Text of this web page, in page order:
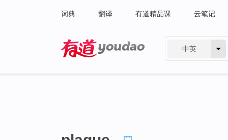
词典 翻译 有道精品课 云笔记
中英